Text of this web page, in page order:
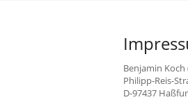
Benjamin
Philipp-Reis-
D-97437